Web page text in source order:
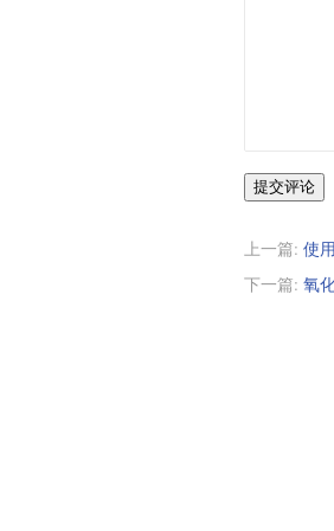
提交评论
上一篇: 使
下一篇: 氧